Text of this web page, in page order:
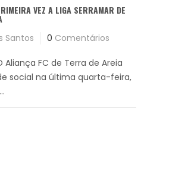
VEZ A LIGA SERRAMAR DE
Santos 0 Comentários
FC de Terra de Areia
social na última quarta-feira,